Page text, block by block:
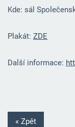
Kde: sál
Plakát: ZDE
Další informace:
« Zpět